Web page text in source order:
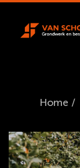
Home /